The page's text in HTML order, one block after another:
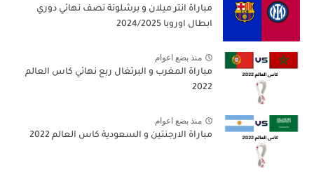
مباراة انتر ميلان و برشلونة نصف نهائي دوري
ابطال اوروبا 2024/2025
منذ بضع اعوام
مباراة المغرب و البرتغال ربع نهائي كاس العالم
2022
منذ بضع اعوام
مباراة الارجنتين و السعودية كاس العالم 2022